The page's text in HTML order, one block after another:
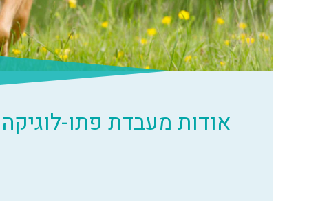
אודות מעבדת פתו-לוגיקה